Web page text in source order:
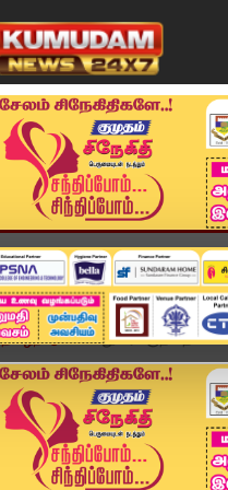
விளையாட்டு அண்மை
தமிழ்நாடு மதுரைக்குத் தேவை